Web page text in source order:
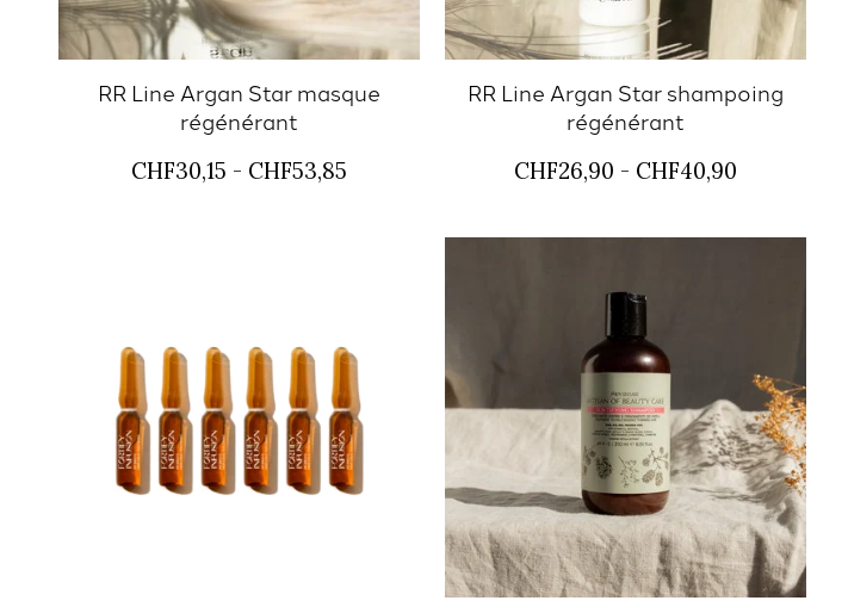
RR Line Argan Star masque
régénérant
CHF30,15 - CHF53,85
RR Line Argan Star shampoing
régénérant
CHF26,90 - CHF40,90